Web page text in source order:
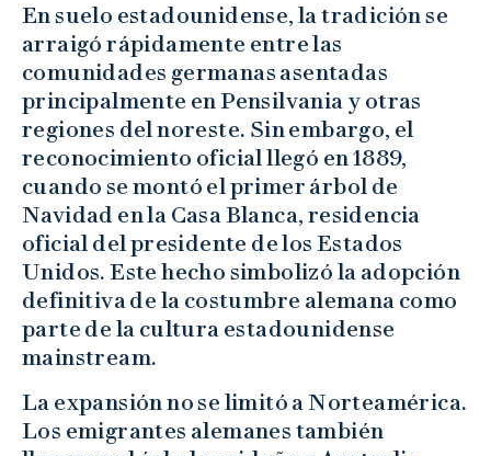
En suelo estadounidense, la tradición se
arraigó rápidamente entre las
comunidades germanas asentadas
principalmente en Pensilvania y otras
regiones del noreste. Sin embargo, el
reconocimiento oficial llegó en 1889,
cuando se montó el primer árbol de
Navidad en la Casa Blanca, residencia
oficial del presidente de los Estados
Unidos. Este hecho simbolizó la adopción
definitiva de la costumbre alemana como
parte de la cultura estadounidense
mainstream.
La expansión no se limitó a Norteamérica.
Los emigrantes alemanes también